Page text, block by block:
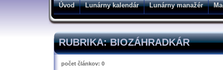
Úvod Lunárny kalendár Lunárny manažér
RUBRIKA: BIOZÁHRADKÁR
počet článkov: 0